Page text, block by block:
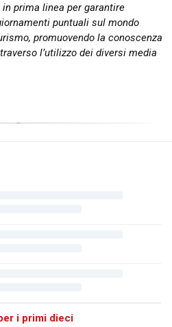
in prima linea per garantire
puntuali sul mondo
promuovendo la conoscenza
l’utilizzo dei diversi media
i primi dieci